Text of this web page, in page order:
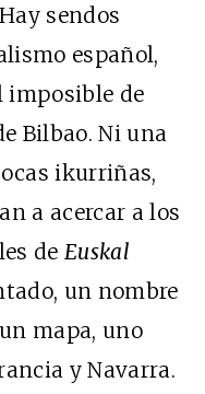
sendos
español,
imposible de
Bilbao. Ni una
ikurriñas,
a acercar a los
de Euskal
un nombre
mapa, uno
y Navarra.